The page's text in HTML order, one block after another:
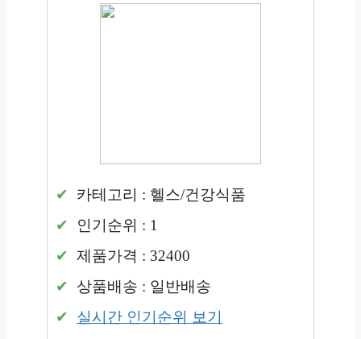
카테고리 : 헬스/건강식품
인기순위 : 1
제품가격 : 32400
상품배송 : 일반배송
실시간 인기순위 보기